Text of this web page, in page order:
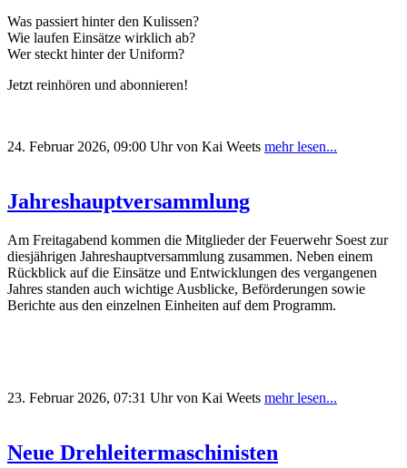
Was passiert hinter den Kulissen?
Wie laufen Einsätze wirklich ab?
Wer steckt hinter der Uniform?
Jetzt reinhören und abonnieren!
24. Februar 2026, 09:00 Uhr von Kai Weets mehr lesen...
Jahreshauptversammlung
Am Freitagabend kommen die Mitglieder der Feuerwehr Soest zur
diesjährigen Jahreshauptversammlung zusammen. Neben einem
Rückblick auf die Einsätze und Entwicklungen des vergangenen
Jahres standen auch wichtige Ausblicke, Beförderungen sowie
Berichte aus den einzelnen Einheiten auf dem Programm.
23. Februar 2026, 07:31 Uhr von Kai Weets mehr lesen...
Neue Drehleitermaschinisten